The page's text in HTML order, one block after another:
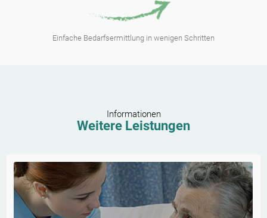
Einfache Bedarfsermittlung in wenigen Schritten
Informationen
Weitere Leistungen